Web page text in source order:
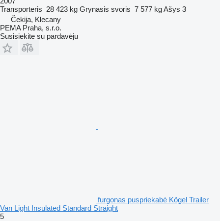
Transporteris 28 423 kg Grynasis svoris 7 577 kgAšys 3
Čekija, Klecany
PEMA Praha, s.r.o.
Susisiekite su pardavėju
furgonas puspriekabė Kögel Trailer
Van Light Insulated Standard Straight
5